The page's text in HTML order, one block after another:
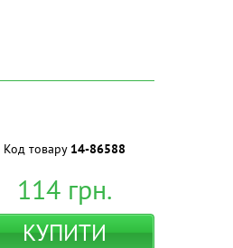
Код товару 14-86588
114грн.
КУПИТИ